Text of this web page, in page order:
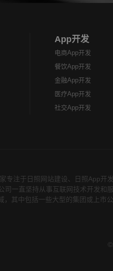
App开发
电商App开发
餐饮App开发
金融App开发
医疗App开发
社交App开发
专注于 日照网站建设、 日照App开发
司一直坚持从事互联网技术开发和
，其中包括一些大型的集团或上市